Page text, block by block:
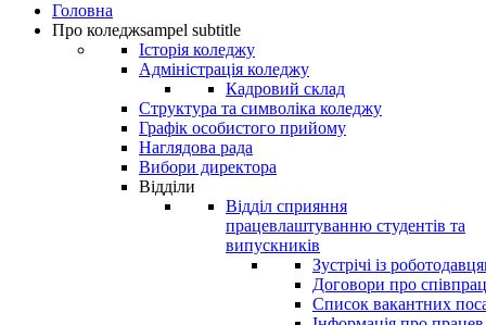
Головна
Про коледжsampel subtitle
Історія коледжу
Адміністрація коледжу
Кадровий склад
Структура та символіка коледжу
Графік особистого прийому
Наглядова рада
Вибори директора
Відділи
Відділ сприяння
працевлаштуванню студентів та
випускників
Зустрічі із
Договори про
Список вакантних